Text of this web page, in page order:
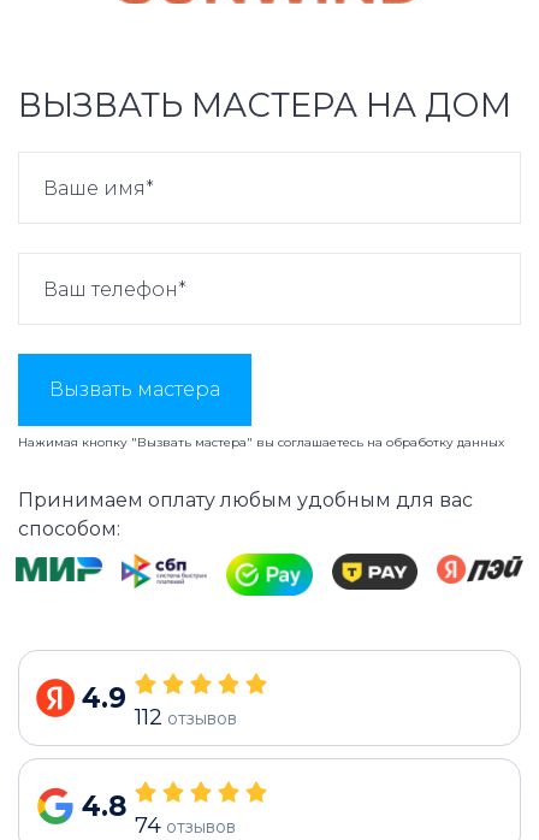
ВЫЗВАТЬ МАСТЕРА НА ДОМ
Вызвать мастера
Нажимая кнопку "Вызвать мастера" вы соглашаетесь на обработку данных
Принимаем оплату любым удобным для вас
способом:
4.9
112 отзывов
4.8
74 отзывов